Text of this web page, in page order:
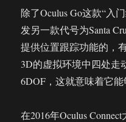
除了Oculus Go这款“入
发另一款代号为Santa
提供位置跟踪功能的，
3D的虚拟环境中四处走
6DOF，这就意味着它能
在2016年Oculus